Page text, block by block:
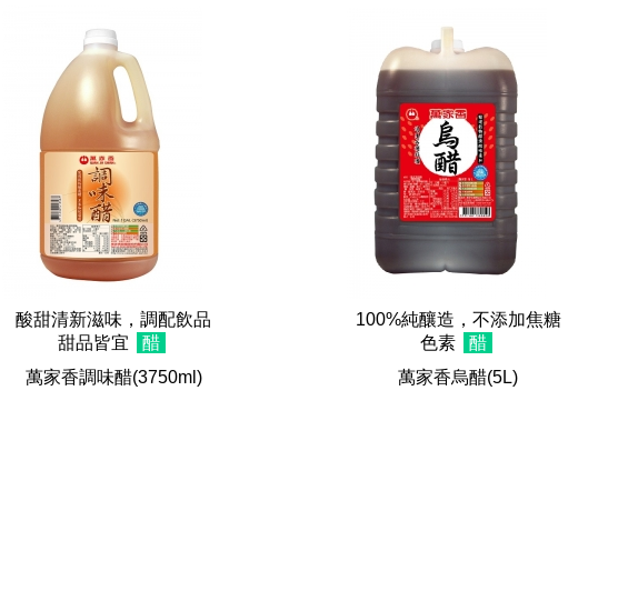
酸甜清新滋味，調配飲品
甜品皆宜
醋
萬家香調味醋(3750ml)
100%純釀造，不添加焦糖
色素
醋
萬家香烏醋(5L)